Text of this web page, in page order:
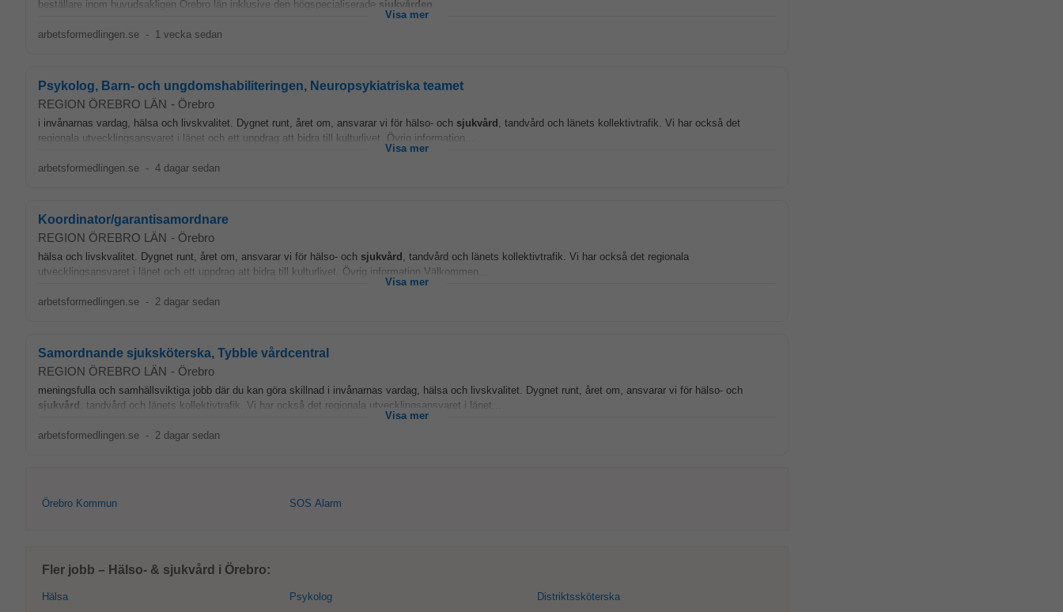
beställare inom huvudsakligen Örebro län inklusive den högspecialiserade sjukvården
Visa mer
arbetsformedlingen.se - 1 vecka sedan
Psykolog, Barn- och ungdomshabiliteringen, Neuropsykiatriska teamet
REGION ÖREBRO LÄN - Örebro
i invånarnas vardag, hälsa och livskvalitet. Dygnet runt, året om, ansvarar vi för hälso- och sjukvård , tandvård och länets kollektivtrafik. Vi har också det
regionala utvecklingsansvaret i länet och ett uppdrag att bidra till kulturlivet. Övrig information...
Visa mer
arbetsformedlingen.se - 4 dagar sedan
Koordinator/garantisamordnare
REGION ÖREBRO LÄN - Örebro
hälsa och livskvalitet. Dygnet runt, året om, ansvarar vi för hälso- och sjukvård , tandvård och länets kollektivtrafik. Vi har också det regionala
utvecklingsansvaret i länet och ett uppdrag att bidra till kulturlivet. Övrig information Välkommen...
Visa mer
arbetsformedlingen.se - 2 dagar sedan
Samordnande sjuksköterska, Tybble vårdcentral
REGION ÖREBRO LÄN - Örebro
meningsfulla och samhällsviktiga jobb där du kan göra skillnad i invånarnas vardag, hälsa och livskvalitet. Dygnet runt, året om, ansvarar vi för hälso- och
sjukvård , tandvård och länets kollektivtrafik. Vi har också det regionala utvecklingsansvaret i länet...
Visa mer
arbetsformedlingen.se - 2 dagar sedan
Örebro Kommun SOS Alarm
Fler jobb – Hälso- & sjukvård i Örebro:
Hälsa
Psykolog
Distriktssköterska